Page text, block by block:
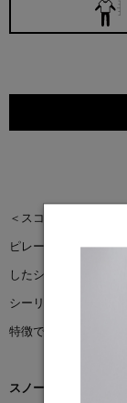
＜スコール ジャケッ
ピレーションを得て
したシャープなディ
シーリング、アクア
特徴です。
スノーグース by カ